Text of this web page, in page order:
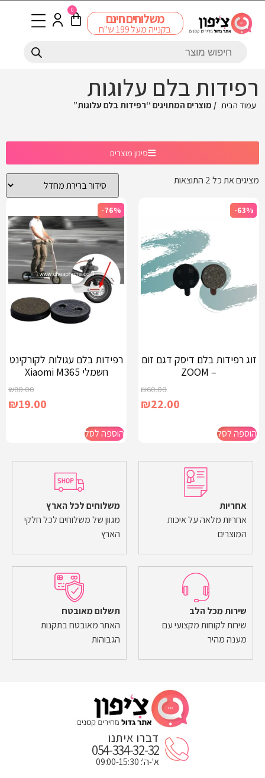
משלוחים חינם
בקנייה מעל 199 ש"ח
0
רפידות בלם עלוגות
עמוד הבית / מוצרים המתויגים “רפידות בלם עלוגות”
סינון מוצרים
מציגים את כל ⁦2⁩ התוצאות
-63%
זוג רפידות בלם דיסק דגם זום
– ZOOM
₪60.00
₪22.00
הוספה לסל
-76%
רפידות בלם עגולות לקורקינט
חשמלי Xiaomi M365
₪80.00
₪19.00
הוספה לסל
אחריות
אחריות מלאה על איכות
המוצרים
משלוחים לכל הארץ
מגוון של משלוחים לכל חלקי
הארץ
שירות מכל הלב
שירות לקוחות מקצועי עם
מענה מהיר
תשלום מאובטח
האתר מאובטח בתקנות
הגבוהות
דברו איתנו
054-334-32-32
א'-ה': 09:00-15:30